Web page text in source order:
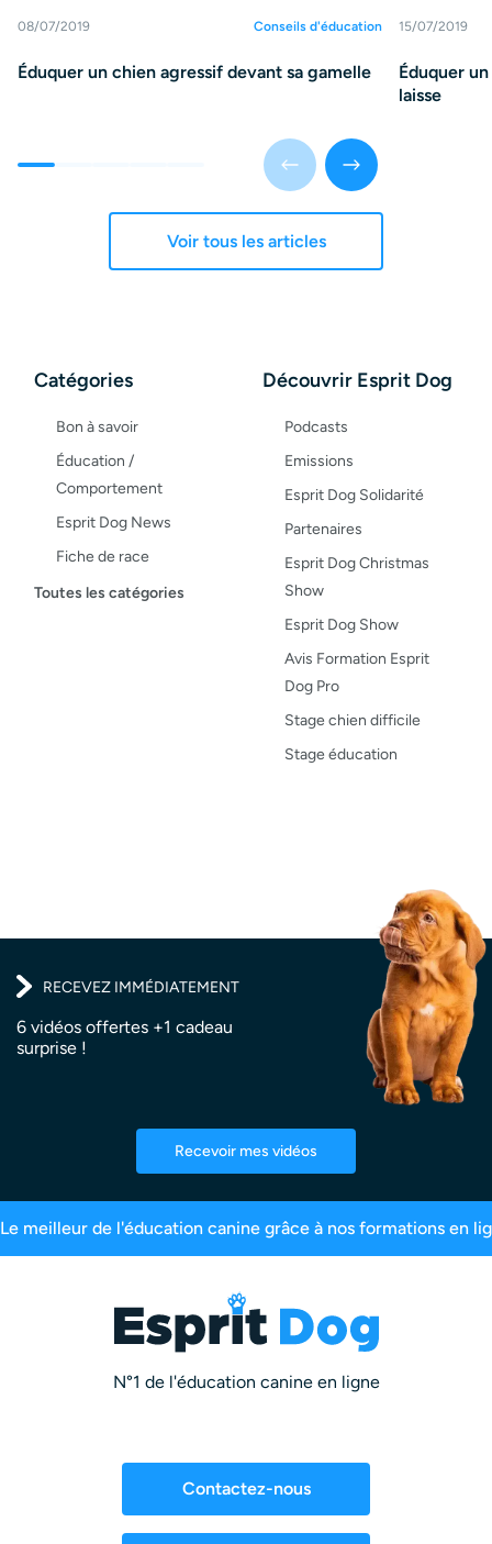
Catégories
Bon à savoir
Éducation /
Comportement
Esprit Dog News
Fiche de race
Maladies du chien
Toutes les catégories
Découvrir Esprit Dog
Podcasts
Emissions
Esprit Dog Solidarité
Partenaires
Esprit Dog Christmas
Show
Esprit Dog Show
Avis Formation Esprit
Dog Pro
Stage chien difficile
Stage éducation
08/07/2019 Conseils d'éducation
Éduquer un chien agressif devant sa gamelle
15/07/2019
Éduquer
laisse
Voir tous les articles
RECEVEZ IMMÉDIATEMENT
6 vidéos offertes +1 cadeau
surprise !
Recevoir mes vidéos
inscrits 99,6% de satisfaction 2,5
N°1 de l'éducation canine en ligne
Contactez-nous